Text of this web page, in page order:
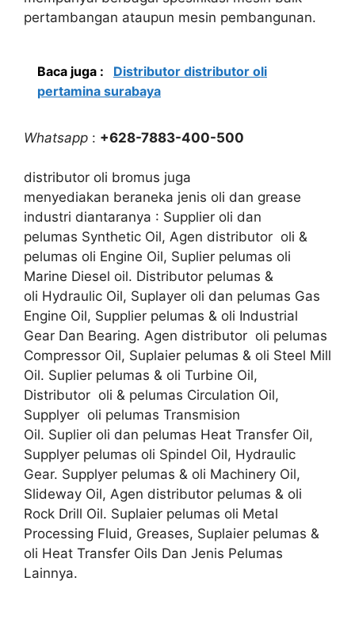
pertambangan ataupun mesin pembangunan.
Baca juga :
Distributor distributor oli
pertamina surabaya
Whatsapp : +628-7883-400-500
distributor oli bromus juga
menyediakan beraneka jenis oli dan grease
industri diantaranya : Supplier oli dan
pelumas Synthetic Oil, Agen distributor oli &
pelumas oli Engine Oil, Suplier pelumas oli
Marine Diesel oil. Distributor pelumas &
oli Hydraulic Oil, Suplayer oli dan pelumas Gas
Engine Oil, Supplier pelumas & oli Industrial
Gear Dan Bearing. Agen distributor oli pelumas
Compressor Oil, Suplaier pelumas & oli Steel Mill
Oil. Suplier pelumas & oli Turbine Oil,
Distributor oli & pelumas Circulation Oil,
Supplyer oli pelumas Transmision
Oil. Suplier oli dan pelumas Heat Transfer Oil,
Supplyer pelumas oli Spindel Oil, Hydraulic
Gear. Supplyer pelumas & oli Machinery Oil,
Slideway Oil, Agen distributor pelumas & oli
Rock Drill Oil. Suplaier pelumas oli Metal
Processing Fluid, Greases, Suplaier pelumas &
oli Heat Transfer Oils Dan Jenis Pelumas
Lainnya.